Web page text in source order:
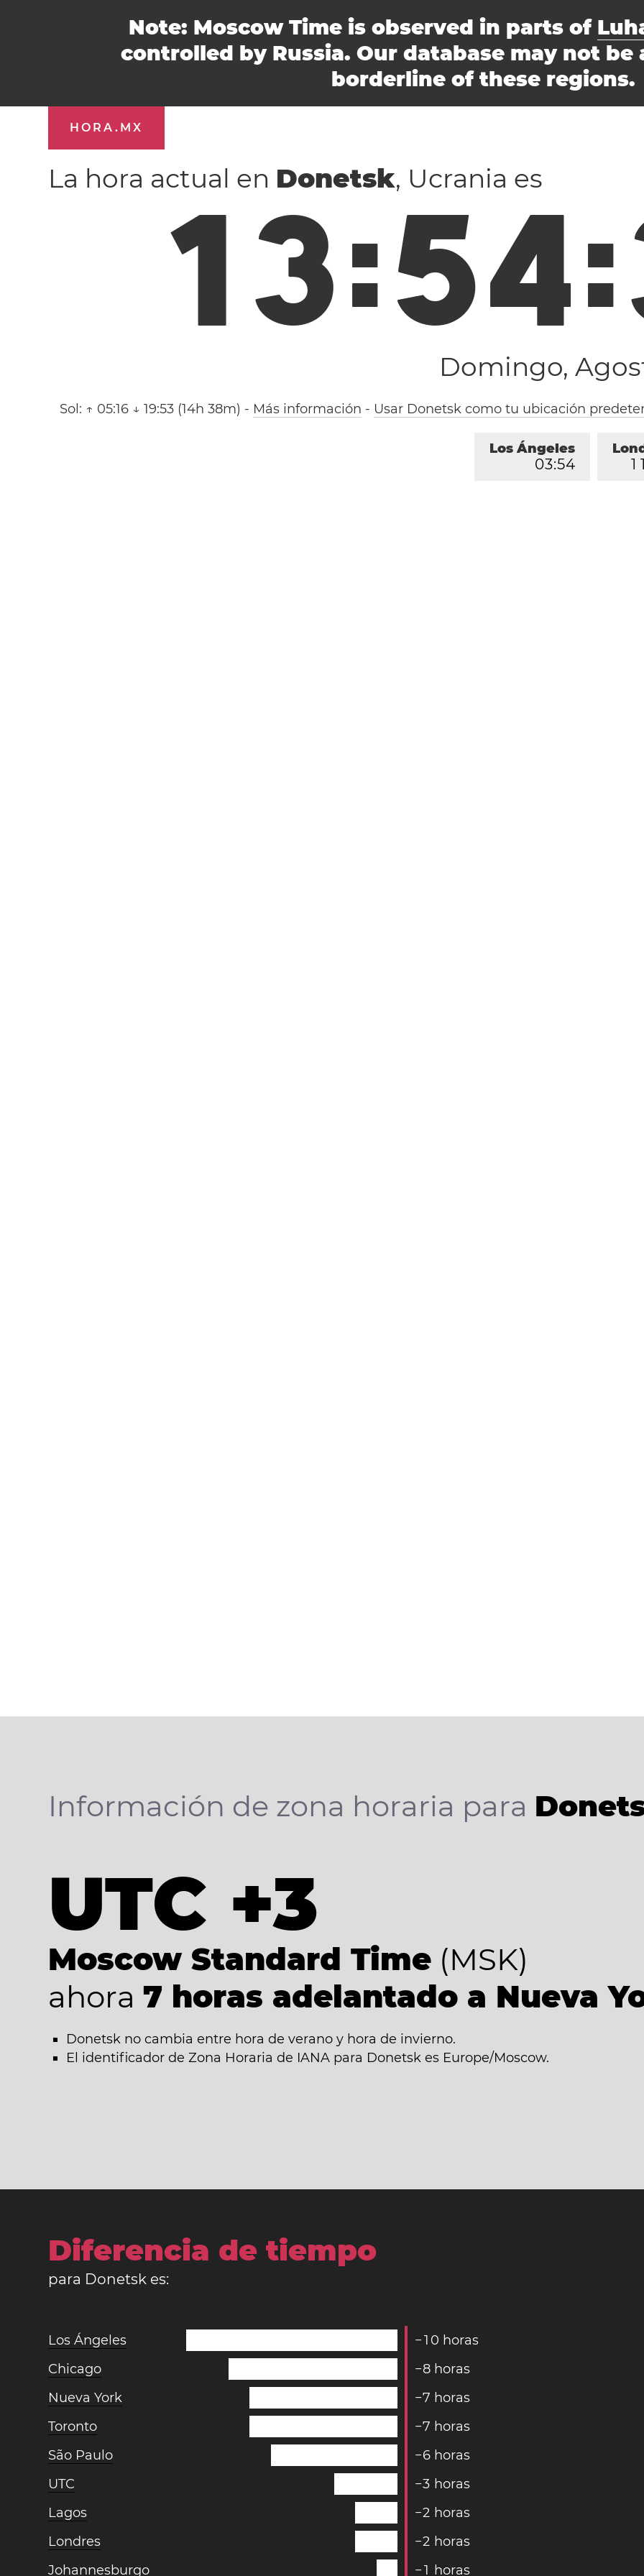
Note: Moscow Time is observed in parts of
controlled by Russia. Our database may not
borderline of these regions.
HORA.MX
La hora actual en Donetsk, Ucrania es
13:54:
Domingo,
Sol: ↑ 05:16 ↓ 19:53 (14h 38m) - Más información - Usar Donetsk como tu ubicación
1
Los Ángeles
03:54
Información de zona horaria para
UTC +3
Moscow Standard Time (MSK)
ahora 7 horas adelantado a Nueva
Donetsk no cambia entre hora de verano y hora de invierno.
El identificador de Zona Horaria de IANA para Donetsk es Europe/Moscow.
Diferencia de tiempo
para Donetsk es:
Los Ángeles −1 0 horas
Chicago
−8 horas
Nueva York
−7 horas
Toronto
−7 horas
São Paulo
−6 horas
UTC
−3 horas
Lagos
−2 horas
Londres
−2 horas
Johannesburgo
−1 horas